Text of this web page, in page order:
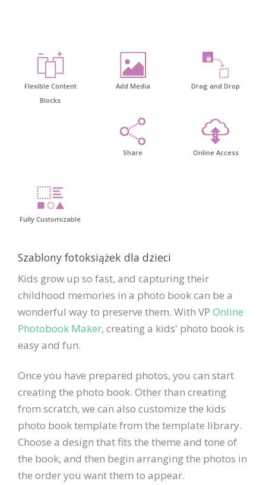
Flexible Content
Blocks
Add Media Drag and Drop
Share Online Access
Fully Customizable
Szablony fotoksiążek dla dzieci
Kids grow up so fast, and capturing their
childhood memories in a photo book can be a
wonderful way to preserve them. With VP Online
Photobook Maker, creating a kids' photo book is
easy and fun.
Once you have prepared photos, you can start
creating the photo book. Other than creating
from scratch, we can also customize the kids
photo book template from the template library.
Choose a design that fits the theme and tone of
the book, and then begin arranging the photos in
the order you want them to appear.